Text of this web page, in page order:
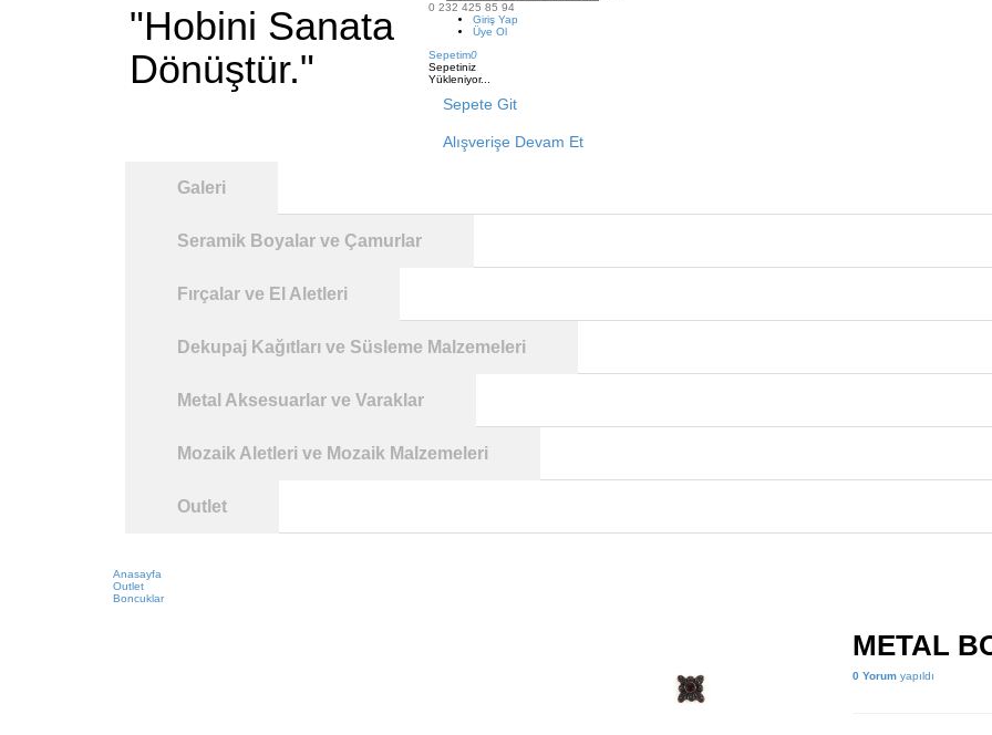
"Hobini Sanata
Dönüştür."
0 232 425 85 94
Giriş Yap
Üye Ol
Sepetim0
Sepetiniz
Yükleniyor...
Sepete Git
Alışverişe Devam Et
Galeri
Seramik Boyalar ve Çamurlar
Fırçalar ve El Aletleri
Dekupaj Kağıtları ve Süsleme Malzemeleri
Metal Aksesuarlar ve Varaklar
Mozaik Aletleri ve Mozaik Malzemeleri
Outlet
Anasayfa
Outlet
Boncuklar
METAL
0 Yorumyapıldı